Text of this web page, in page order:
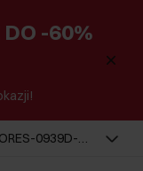
DO -60%
0939D-